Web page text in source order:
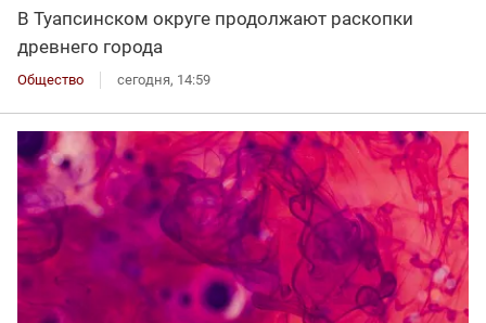
В Туапсинском округе продолжают раскопки
древнего города
Общество сегодня, 14:59